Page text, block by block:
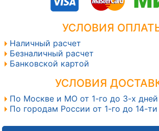
УСЛОВИЯ
Наличный расчет
Безналичный расчет
Банковской картой
УСЛОВИЯ
По Москве и МО от 1-го до 3-х дней
По городам России от 1-го до 14-